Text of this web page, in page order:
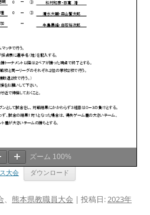
ズーム 100%
大会 ダウンロード
熊本県教職員大会 | 投稿日: 2023年